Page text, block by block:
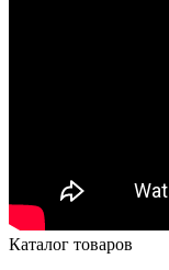
Каталог товаров